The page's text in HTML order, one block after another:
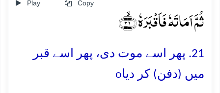
Play Copy
ثُمَّ اَمَاتَہٗ فَاَقۡبَرَہٗ ﴿ۙ۲۱﴾
21. پھر اسے موت دی، پھر اسے قبر
میں (دفن) کر دیاo